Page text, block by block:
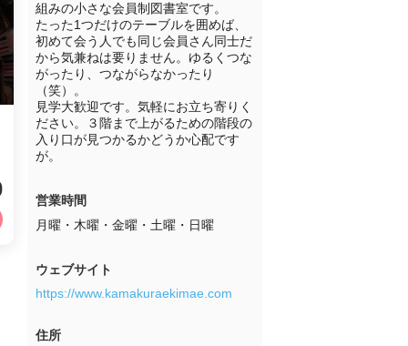
組みの小さな会員制図書室です。
たった1つだけのテーブルを囲めば、
初めて会う人でも同じ会員さん同士だ
から気兼ねは要りません。ゆるくつな
がったり、つながらなかったり
（笑）。
見学大歓迎です。気軽にお立ち寄りく
ださい。３階まで上がるための階段の
入り口が見つかるかどうか心配です
が。
営業時間
月曜・木曜・金曜・土曜・日曜
ウェブサイト
https://www.kamakuraekimae.com
住所